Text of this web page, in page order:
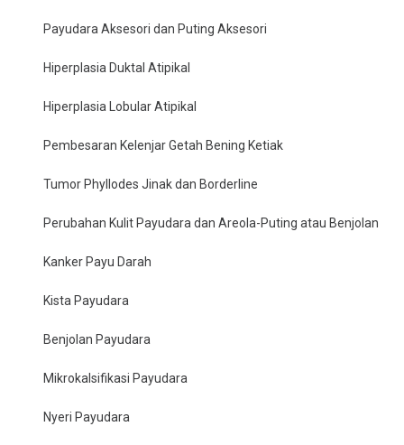
Payudara Aksesori dan Puting Aksesori
Hiperplasia Duktal Atipikal
Hiperplasia Lobular Atipikal
Pembesaran Kelenjar Getah Bening Ketiak
Tumor Phyllodes Jinak dan Borderline
Perubahan Kulit Payudara dan Areola-Puting atau Benjolan
Kanker Payu Darah
Kista Payudara
Benjolan Payudara
Mikrokalsifikasi Payudara
Nyeri Payudara